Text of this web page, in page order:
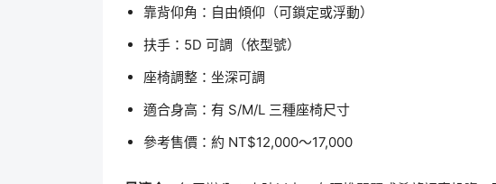
靠背仰角：自由傾仰（可鎖定或浮動）
扶手：5D 可調（依型號）
座椅調整：坐深可調
適合身高：有 S/M/L 三種座椅尺寸
參考售價：約 NT$12,000～17,000